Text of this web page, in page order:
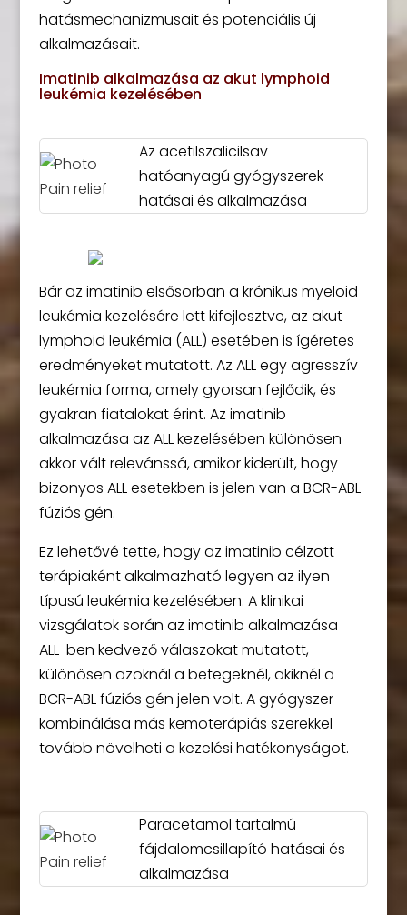
hatásmechanizmusait és potenciális új
alkalmazásait.
Imatinib alkalmazása az akut lymphoid
leukémia kezelésében
Az acetilszalicilsav
hatóanyagú gyógyszerek
hatásai és alkalmazása
Bár az imatinib elsősorban a krónikus myeloid
leukémia kezelésére lett kifejlesztve, az akut
lymphoid leukémia (ALL) esetében is ígéretes
eredményeket mutatott. Az ALL egy agresszív
leukémia forma, amely gyorsan fejlődik, és
gyakran fiatalokat érint. Az imatinib
alkalmazása az ALL kezelésében különösen
akkor vált relevánssá, amikor kiderült, hogy
bizonyos ALL esetekben is jelen van a BCR-ABL
fúziós gén.
Ez lehetővé tette, hogy az imatinib célzott
terápiaként alkalmazható legyen az ilyen
típusú leukémia kezelésében. A klinikai
vizsgálatok során az imatinib alkalmazása
ALL-ben kedvező válaszokat mutatott,
különösen azoknál a betegeknél, akiknél a
BCR-ABL fúziós gén jelen volt. A gyógyszer
kombinálása más kemoterápiás szerekkel
tovább növelheti a kezelési hatékonyságot.
Paracetamol tartalmú
fájdalomcsillapító hatásai és
alkalmazása